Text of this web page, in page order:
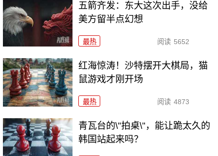
五箭齐发：东大这次出手，没给
美方留半点幻想
最热 阅读 5652
红海惊涛！沙特摆开大棋局，猫
鼠游戏才刚开场
最热 阅读 4873
青瓦台的\"拍桌\"，能让跪太久的
韩国站起来吗？